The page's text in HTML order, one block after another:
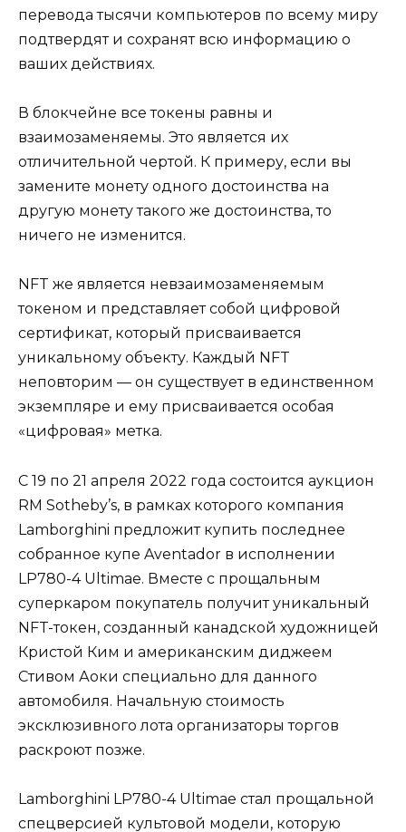
перевода тысячи компьютеров по всему миру
подтвердят и сохранят всю информацию о
ваших действиях.
В блокчейне все токены равны и
взаимозаменяемы. Это является их
отличительной чертой. К примеру, если вы
замените монету одного достоинства на
другую монету такого же достоинства, то
ничего не изменится.
NFT же является невзаимозаменяемым
токеном и представляет собой цифровой
сертификат, который присваивается
уникальному объекту. Каждый NFT
неповторим — он существует в единственном
экземпляре и ему присваивается особая
«цифровая» метка.
С 19 по 21 апреля 2022 года состоится аукцион
RM Sotheby’s, в рамках которого компания
Lamborghini предложит купить последнее
собранное купе Aventador в исполнении
LP780-4 Ultimae. Вместе с прощальным
суперкаром покупатель получит уникальный
NFT-токен, созданный канадской художницей
Кристой Ким и американским диджеем
Стивом Аоки специально для данного
автомобиля. Начальную стоимость
эксклюзивного лота организаторы торгов
раскроют позже.
Lamborghini LP780-4 Ultimae стал прощальной
спецверсией культовой модели, которую